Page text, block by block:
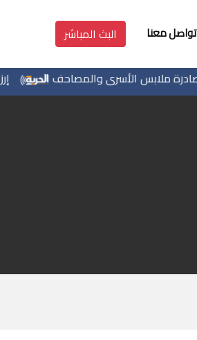
تواصل معنا البث المباشر
ملابس الأسرى والمصاحف